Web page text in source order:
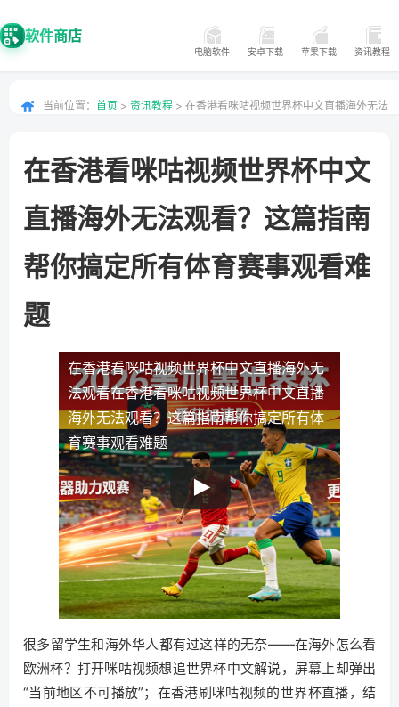
软件商店
电脑软件 安卓下载 苹果下载 资讯教程
当前位置： 首页 > 资讯教程 > 在香港看咪咕视频世界杯中文直播海外无法
在香港看咪咕视频世界杯中文
直播海外无法观看？这篇指南
帮你搞定所有体育赛事观看难
题
在香港看咪咕视频世界杯中文直播海外无
法观看在香港看咪咕视频世界杯中文直播
海外无法观看？这篇指南帮你搞定所有体
育赛事观看难题
很多留学生和海外华人都有过这样的无奈——在海外怎么看
欧洲杯？打开咪咕视频想追世界杯中文解说，屏幕上却弹出
“当前地区不可播放”；在香港刷咪咕视频的世界杯直播，结